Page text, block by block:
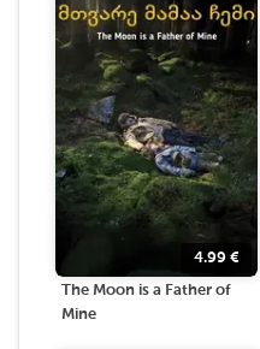
4.99 €
The Moon is a Father of
Mine